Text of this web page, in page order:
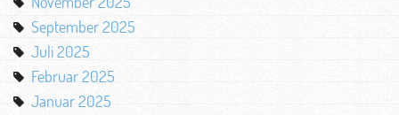
September 2025
Juli 2025
Februar 2025
Januar 2025